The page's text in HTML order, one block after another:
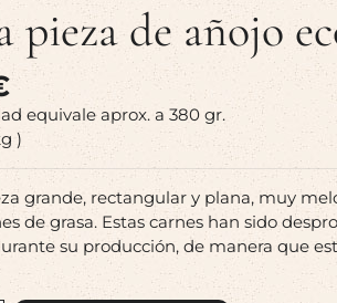
pieza de añojo
equivale aprox. a 380 gr.
)
grande, rectangular y plana, muy
de grasa. Estas carnes han sido
su producción, de manera que